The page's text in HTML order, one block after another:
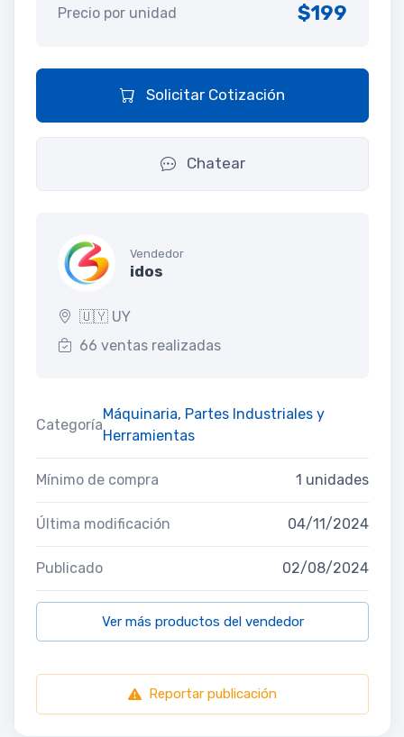
Precio por unidad $199
Solicitar Cotización
Chatear
Vendedor
idos
🇺🇾 UY
66 ventas realizadas
Categoría
Máquinaria, Partes Industriales y
Herramientas
Mínimo de compra 1 unidades
Última modificación 04/11/2024
Publicado 02/08/2024
Ver más productos del vendedor
Reportar publicación